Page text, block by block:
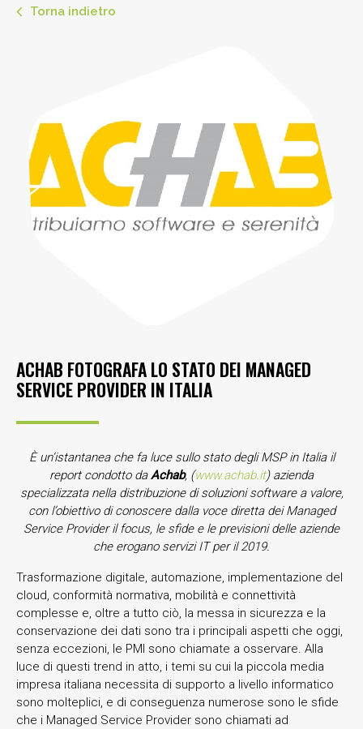
Torna indietro
ACHAB FOTOGRAFA LO STATO DEI MANAGED
SERVICE PROVIDER IN ITALIA
È un’istantanea che fa luce sullo stato degli MSP in Italia il
report condotto daAchab, (www.achab.it) azienda
specializzata nella distribuzione di soluzioni software a valore,
con l’obiettivo di conoscere dalla voce diretta dei Managed
Service Provider il focus, le sfide e le previsioni delle aziende
che erogano servizi IT per il 2019.
Trasformazione digitale, automazione, implementazione del
cloud, conformità normativa, mobilità e connettività
complesse e, oltre a tutto ciò, la messa in sicurezza e la
conservazione dei dati sono tra i principali aspetti che oggi,
senza eccezioni, le PMI sono chiamate a osservare. Alla
luce di questi trend in atto, i temi su cui la piccola media
impresa italiana necessita di supporto a livello informatico
sono molteplici, e di conseguenza numerose sono le sfide
che i Managed Service Provider sono chiamati ad